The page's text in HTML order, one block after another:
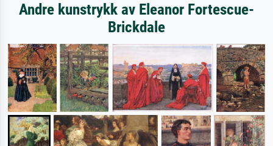
Andre kunstrykk av Eleanor Fortescue-
Brickdale